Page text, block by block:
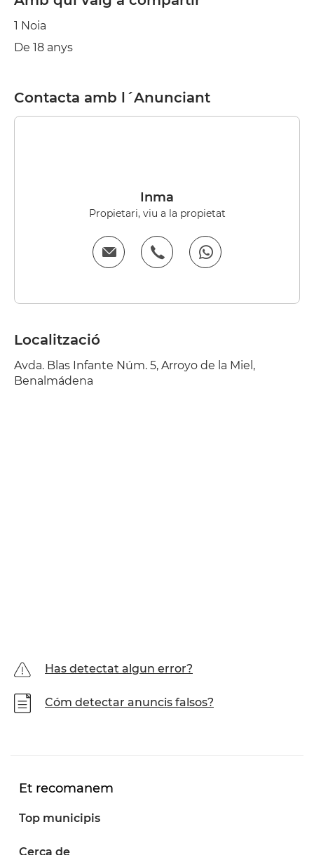
1 Noia
De 18 anys
Contacta amb l´Anunciant
Inma
Propietari, viu a la propietat
Localització
Avda. Blas Infante Núm. 5, Arroyo de la Miel,
Benalmádena
Has detectat algun error?
Cóm detectar anuncis falsos?
Et recomanem
Top municipis
Cerca de